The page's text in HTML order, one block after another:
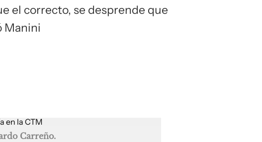
el correcto, se desprende que
Manini
Carreño.